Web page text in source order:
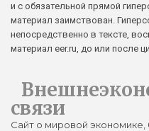
и с обязательной прямой
материал заимствован.
непосредственно в тексте,
материал eer.ru, до или после
связи
Сайт о мировой экономике,